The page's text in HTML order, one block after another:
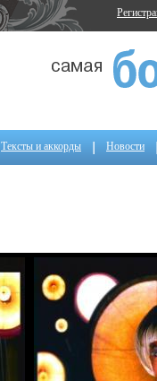
Тексты и аккорды Новости